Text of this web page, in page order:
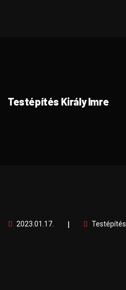
Testépítés Király Imre
2023.01.17. Testépítés